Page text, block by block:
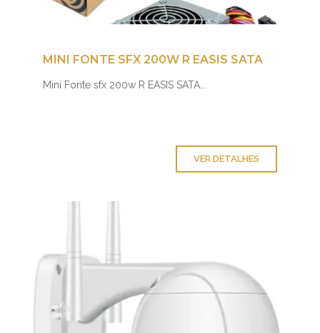
MINI FONTE SFX 200W R EASIS SATA
Mini Fonte sfx 200w R EASIS SATA...
VER DETALHES